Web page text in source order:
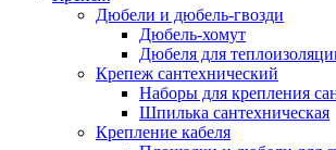
Дюбели и дюбель-гвозди
Дюбель-хомут
Дюбеля для
Крепеж сантехнический
Наборы для крепления
Шпилька сантехническая
Крепление кабеля